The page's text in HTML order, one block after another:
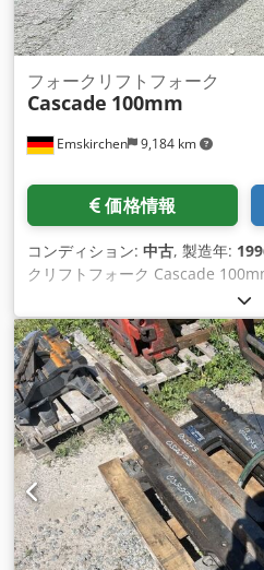
Emskirchen 9,184 km
フォークリフトフォーク
Cascade 100mm
価格情報
コンディション: 中古, 製造年:
クリフトフォーク Cascade
によるオンラインビデオ検査 ご
すぐに利用可能 - 検査すること
Edegqsrf 在庫あり エムスキルヒ
能